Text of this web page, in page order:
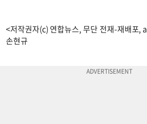
<저작권자(c) 연합뉴스, 무단 전재-재배포,
손현규